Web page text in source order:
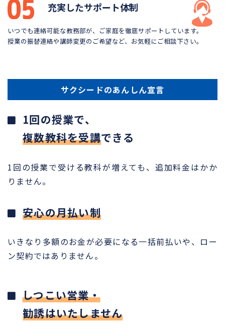
充実したサポート体制
いつでも連絡可能な教務部が、ご家庭を徹底サポートしています。
授業の振替連絡や講師変更のご希望など、お気軽にご相談下さい。
サクシードのあんしん宣言
1回の授業で、
複数教科を受講できる
1回の授業で受ける教科が増えても、追加料金はかか
りません。
安心の月払い制
いきなり多額のお金が必要になる一括前払いや、ロー
ン契約ではありません。
しつこい営業・
勧誘はいたしません